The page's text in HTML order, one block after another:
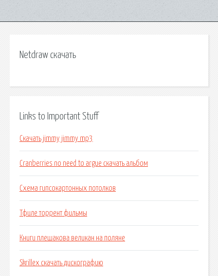
Netdraw скачать
Links to Important Stuff
Скачать jimmy jimmy mp3
Cranberries no need to argue скачать альбом
Схема гипсокартонных потолков
Тфиле торрент фильмы
Книги плешакова великан на поляне
Skrillex скачать дискографию